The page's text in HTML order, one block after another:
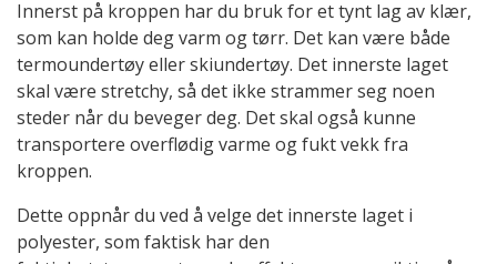
Innerst på kroppen har du bruk for et tynt lag av klær,
som kan holde deg varm og tørr. Det kan være både
termoundertøy eller skiundertøy. Det innerste laget
skal være stretchy, så det ikke strammer seg noen
steder når du beveger deg. Det skal også kunne
transportere overflødig varme og fukt vekk fra
kroppen.
Dette oppnår du ved å velge det innerste laget i
polyester, som faktisk har den